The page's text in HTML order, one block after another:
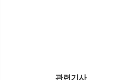
관련기사